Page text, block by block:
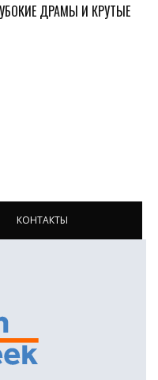
ДРАМЫ И КРУТЫЕ
КОНТАКТЫ